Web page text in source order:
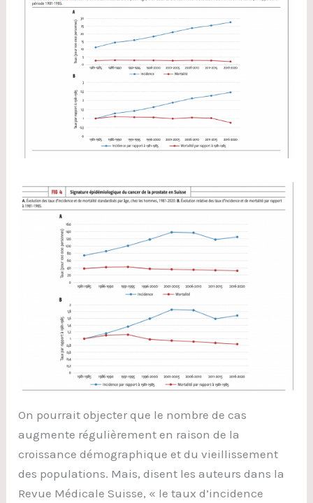
On pourrait objecter que le nombre de cas
augmente régulièrement en raison de la
croissance démographique et du vieillissement
des populations. Mais, disent les auteurs dans la
Revue Médicale Suisse, « le taux d’incidence